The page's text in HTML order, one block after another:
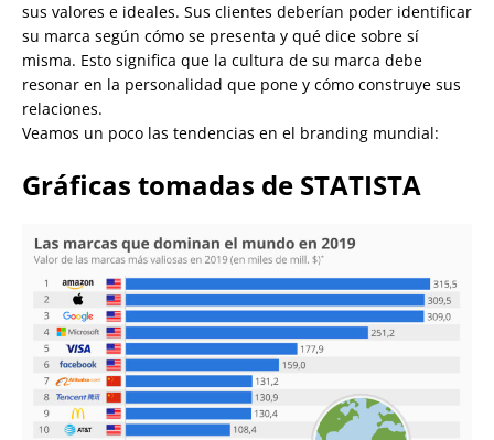
sus valores e ideales. Sus clientes deberían poder identificar
su marca según cómo se presenta y qué dice sobre sí
misma. Esto significa que la cultura de su marca debe
resonar en la personalidad que pone y cómo construye sus
relaciones.
Veamos un poco las tendencias en el branding mundial:
Gráficas tomadas de STATISTA